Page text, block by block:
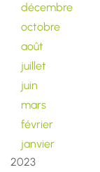
décembre
octobre
août
juillet
juin
mars
février
janvier
2023